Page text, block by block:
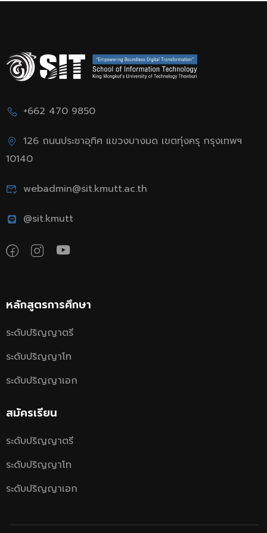
+662 470 9850
126 ถนนประชาอุทิศ แขวงบางมด เขตทุ่งครุ กรุงเทพฯ
10140
webadmin@sit.kmutt.ac.th
@sit.kmutt
หลักสูตรการศึกษา
ระดับปริญญาตรี
ระดับปริญญาโท
ระดับปริญญาเอก
สมัครเรียน
ระดับปริญญาตรี
ระดับปริญญาโท
ระดับปริญญาเอก